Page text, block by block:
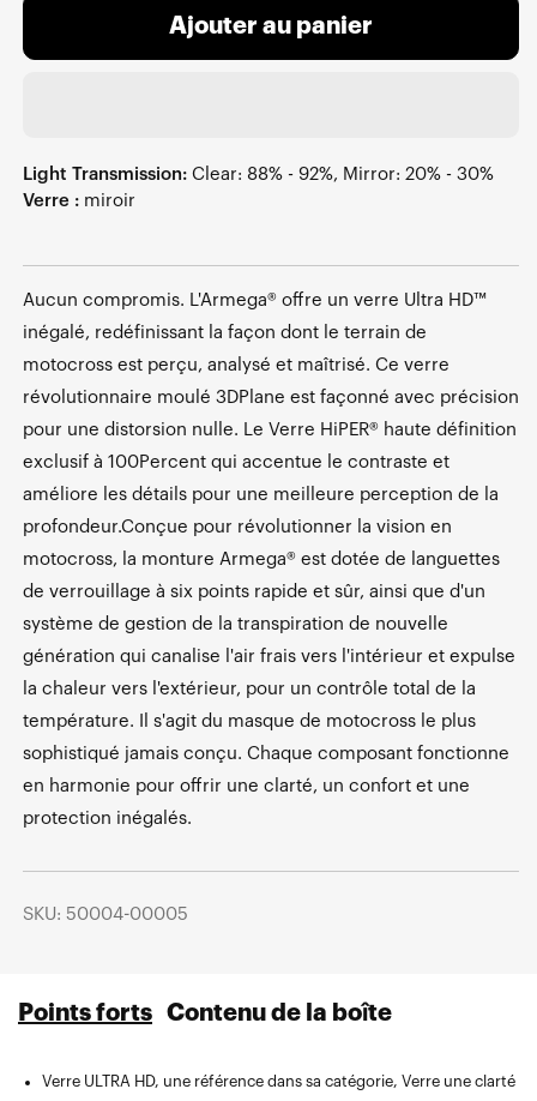
Ajouter au panier
Light Transmission: Clear: 88% - 92%, Mirror: 20% - 30%
Verre : miroir
Aucun compromis. L'Armega® offre un verre Ultra HD™
inégalé, redéfinissant la façon dont le terrain de
motocross est perçu, analysé et maîtrisé. Ce verre
révolutionnaire moulé 3DPlane est façonné avec précision
pour une distorsion nulle. Le Verre HiPER® haute définition
exclusif à 100Percent qui accentue le contraste et
améliore les détails pour une meilleure perception de la
profondeur.Conçue pour révolutionner la vision en
motocross, la monture Armega® est dotée de languettes
de verrouillage à six points rapide et sûr, ainsi que d'un
système de gestion de la transpiration de nouvelle
génération qui canalise l'air frais vers l'intérieur et expulse
la chaleur vers l'extérieur, pour un contrôle total de la
température. Il s'agit du masque de motocross le plus
sophistiqué jamais conçu. Chaque composant fonctionne
en harmonie pour offrir une clarté, un confort et une
protection inégalés.
SKU: 50004-00005
Points forts Contenu de la boîte
Verre ULTRA HD, une référence dans sa catégorie, Verre une clarté